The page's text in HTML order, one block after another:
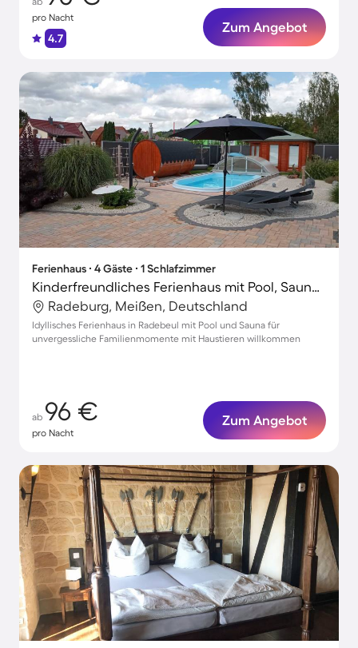
pro Nacht
4.7
Zum Angebot
Ferienhaus ∙ 4 Gäste ∙ 1 Schlafzimmer
Kinderfreundliches Ferienhaus mit Pool, Sauna und Terrasse | Haustiere erlaubt
Radeburg, Meißen, Deutschland
Idyllisches Ferienhaus in Radebeul mit Pool und Sauna für
unvergessliche Familienmomente mit Haustieren willkommen
ab 96 €
pro Nacht
Zum Angebot